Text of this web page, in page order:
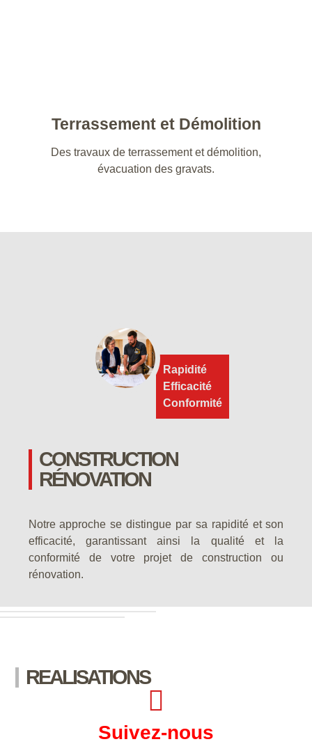
Terrassement et Démolition
Des travaux de terrassement et démolition,
évacuation des gravats.
Rapidité
Efficacité
Conformité
CONSTRUCTION
RÉNOVATION
Notre approche se distingue par sa rapidité et son
efficacité, garantissant ainsi la qualité et la
conformité de votre projet de construction ou
rénovation.
REALISATIONS
Suivez-nous